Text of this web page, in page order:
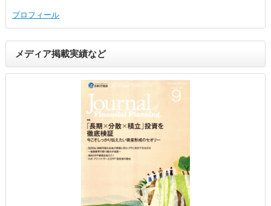
プロフィール
メディア掲載実績など